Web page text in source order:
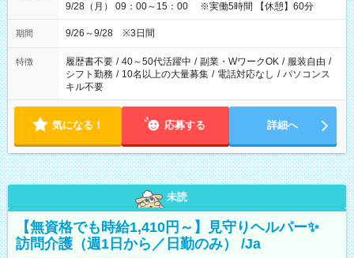
9/28（月） 09：00～15：00 ※実働5時間 【休憩】60分
期間 9/26～9/28 ※3日間
特徴 履歴書不要 / 40～50代活躍中 / 副業・WワークOK / 服装自由 /
シフト勤務 / 10名以上の大量募集 / 電話対応なし / パソコンス
キル不要
気になる！ 応募する 詳細へ
未読
【無資格でも時給1,410円～】見守りヘルパー✨
訪問介護（週1日から／日勤のみ） /Ja